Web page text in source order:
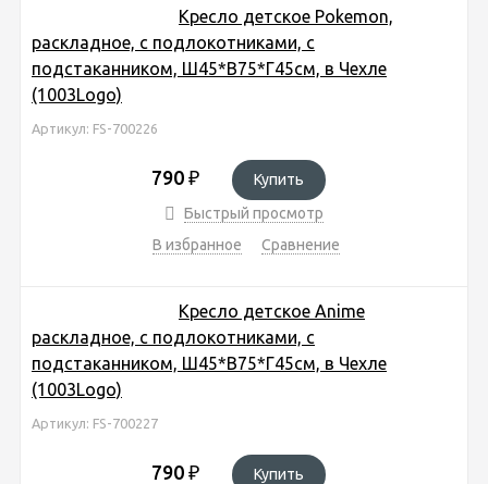
Кресло детское Pokemon,
раскладное, c подлокотниками, с
подстаканником, Ш45*В75*Г45см, в Чехле
(1003Logo)
Артикул: FS-700226
790 ₽
Купить
Быстрый просмотр
В избранное
Сравнение
Кресло детское Anime
раскладное, с подлокотниками, с
подстаканником, Ш45*В75*Г45см, в Чехле
(1003Logo)
Артикул: FS-700227
790 ₽
Купить